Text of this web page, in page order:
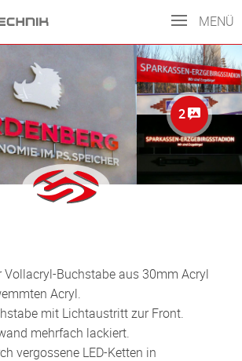
MENÜ
2
Vollacryl-Buchstabe aus 30mm Acryl
Acryl.
mit Lichtaustritt zur Front.
mehrfach lackiert.
vergossene LED-Ketten in